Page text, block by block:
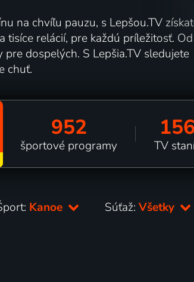
na chvíľu pauzu, s Lepšou.TV
relácií, pre každú príležitosť.
dospelých. S Lepšia.TV sledujete
chuť.
952
športové programy
156
TV
Kanoe Súťaž:Všetky